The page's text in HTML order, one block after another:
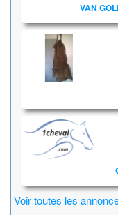
VAN
Voir toutes les